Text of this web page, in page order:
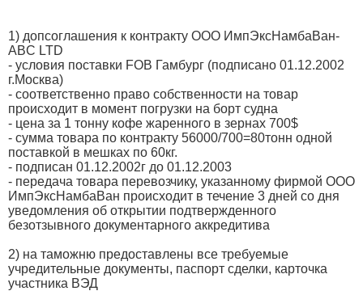
1) допсоглашения к контракту ООО ИмпЭксНамбаВан-
ABC LTD
- условия поставки FOB Гамбург (подписано 01.12.2002
г.Москва)
- соответственно право собственности на товар
происходит в момент погрузки на борт судна
- цена за 1 тонну кофе жаренного в зернах 700$
- сумма товара по контракту 56000/700=80тонн одной
поставкой в мешках по 60кг.
- подписан 01.12.2002г до 01.12.2003
- передача товара перевозчику, указанному фирмой ООО
ИмпЭксНамбаВан происходит в течение 3 дней со дня
уведомления об открытии подтвержденного
безотзывного документарного аккредитива
2) на таможню предоставлены все требуемые
учредительные документы, паспорт сделки, карточка
участника ВЭД